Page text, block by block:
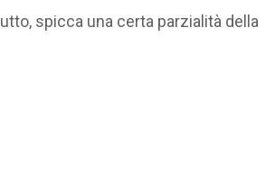
spicca una certa parzialità della